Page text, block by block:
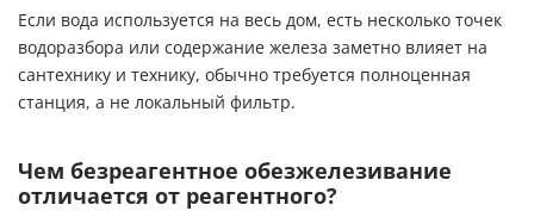
Если вода используется на весь дом, есть несколько точек
водоразбора или содержание железа заметно влияет на
сантехнику и технику, обычно требуется полноценная
станция, а не локальный фильтр.
Чем безреагентное обезжелезивание
отличается от реагентного?